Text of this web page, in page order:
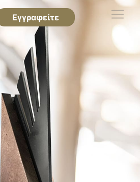
Εγγραφείτε